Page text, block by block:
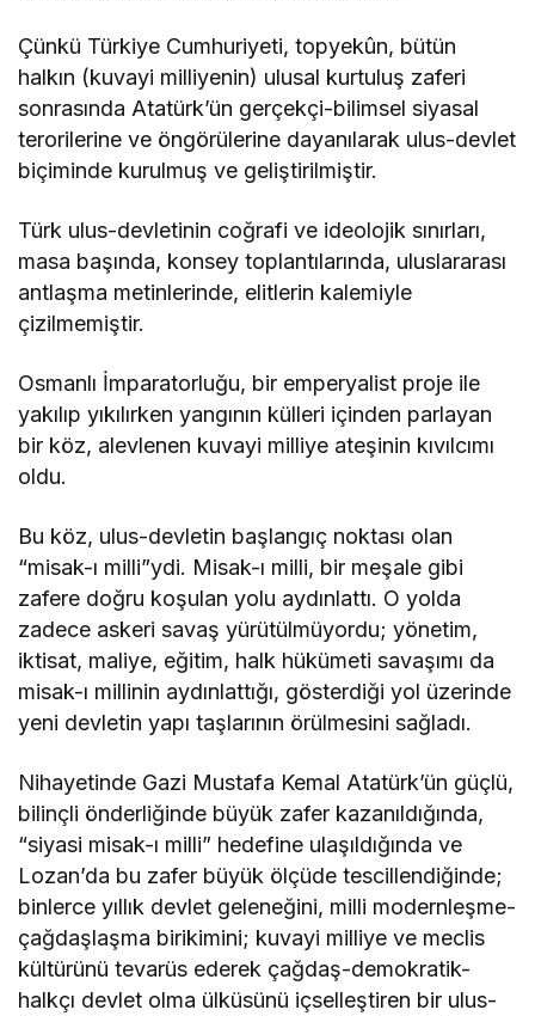
Çünkü Türkiye Cumhuriyeti, topyekûn, bütün
halkın (kuvayi milliyenin) ulusal kurtuluş zaferi
sonrasında Atatürk’ün gerçekçi-bilimsel siyasal
terorilerine ve öngörülerine dayanılarak ulus-devlet
biçiminde kurulmuş ve geliştirilmiştir.
Türk ulus-devletinin coğrafi ve ideolojik sınırları,
masa başında, konsey toplantılarında, uluslararası
antlaşma metinlerinde, elitlerin kalemiyle
çizilmemiştir.
Osmanlı İmparatorluğu, bir emperyalist proje ile
yakılıp yıkılırken yangının külleri içinden parlayan
bir köz, alevlenen kuvayi milliye ateşinin kıvılcımı
oldu.
Bu köz, ulus-devletin başlangıç noktası olan
“misak-ı milli”ydi. Misak-ı milli, bir meşale gibi
zafere doğru koşulan yolu aydınlattı. O yolda
zadece askeri savaş yürütülmüyordu; yönetim,
iktisat, maliye, eğitim, halk hükümeti savaşımı da
misak-ı millinin aydınlattığı, gösterdiği yol üzerinde
yeni devletin yapı taşlarının örülmesini sağladı.
Nihayetinde Gazi Mustafa Kemal Atatürk’ün güçlü,
bilinçli önderliğinde büyük zafer kazanıldığında,
“siyasi misak-ı milli” hedefine ulaşıldığında ve
Lozan’da bu zafer büyük ölçüde tescillendiğinde;
binlerce yıllık devlet geleneğini, milli modernleşme-
çağdaşlaşma birikimini; kuvayi milliye ve meclis
kültürünü tevarüs ederek çağdaş-demokratik-
halkçı devlet olma ülküsünü içselleştiren bir ulus-